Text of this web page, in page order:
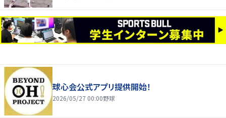
球心会公式アプリ提供開始！
2026/05/27 00:00野球